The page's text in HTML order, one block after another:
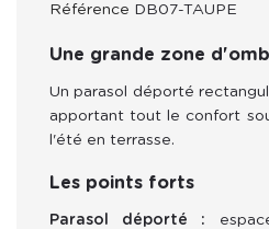
Référence DB07-TAUPE
Une grande zone
Un parasol déporté
apportant tout le confort
l'été en terrasse.
Les points forts
Parasol déporté :